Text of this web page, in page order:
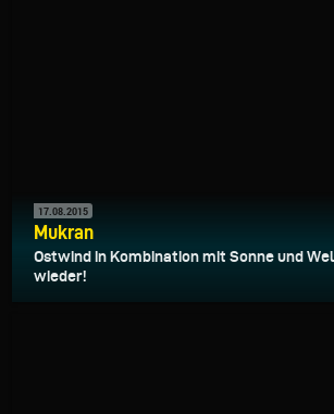
17.08.2015
Mukran
Ostwind in Kombination mit Sonne und
wieder!